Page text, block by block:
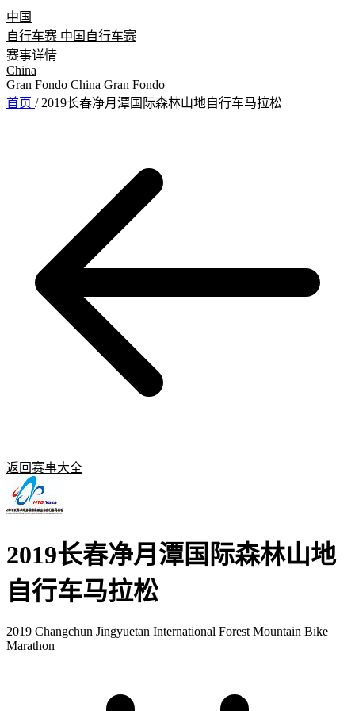
中国
自行车赛 中国自行车赛
赛事详情
China
Gran Fondo China Gran Fondo
首页 / 2019长春净月潭国际森林山地自行车马拉松
返回赛事大全
2019长春净月潭国际森林山地
自行车马拉松
2019 Changchun Jingyuetan International Forest Mountain Bike
Marathon